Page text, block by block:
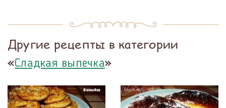
Другие рецепты в категории
«Сладкая выпечка»